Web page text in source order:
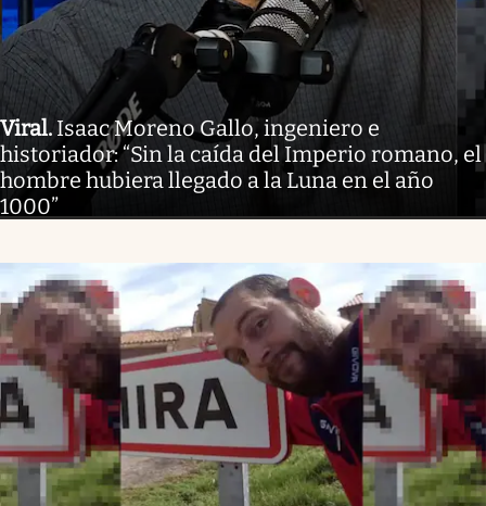
Viral. Isaac Moreno Gallo, ingeniero e
historiador: “Sin la caída del Imperio romano, el
hombre hubiera llegado a la Luna en el año
1000”